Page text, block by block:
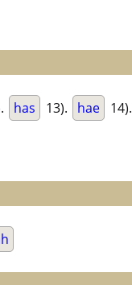
has 13). hae 14).